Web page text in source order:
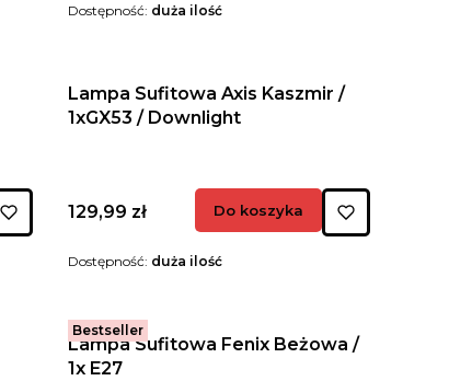
Dostępność: duża ilość
Lampa Sufitowa Axis Kaszmir /
1xGX53 / Downlight
Cena
129,99 zł Do koszyka
Dostępność: duża ilość
Bestseller
Lampa Sufitowa Fenix Beżowa /
1x E27